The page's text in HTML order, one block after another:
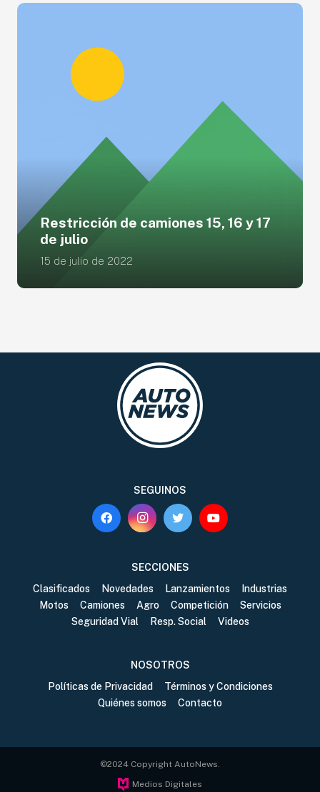
Restricción de camiones 15, 16 y 17
de julio
15 de julio de 2022
SEGUINOS
SECCIONES
Clasificados
Novedades Lanzamientos
Industrias
Motos
Camiones Agro Competición
Servicios
Seguridad Vial
Resp. Social Videos
NOSOTROS
Políticas de Privacidad
Términos y Condiciones
Quiénes somos
Contacto
©2024 Copyright AutoNews.
Medios Digitales